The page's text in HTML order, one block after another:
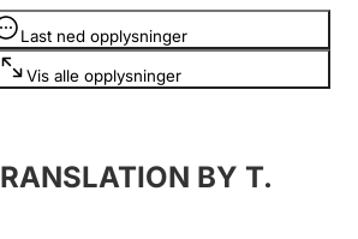
slette
Last ned opplysninger
Vis alle opplysninger
BY T.